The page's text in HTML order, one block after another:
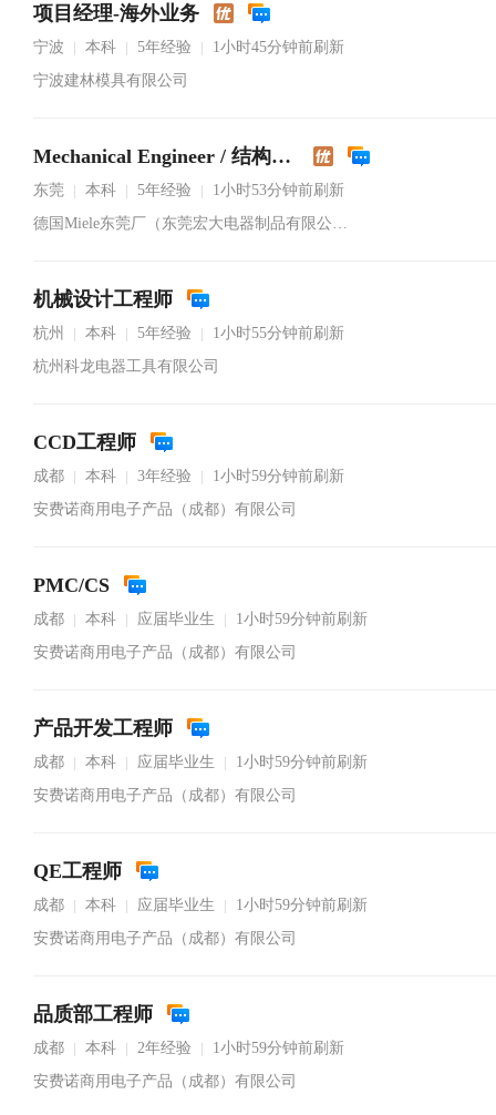
项目经理-海外业务
宁波 本科 5年经验
1小时45分钟前刷新
宁波建林模具有限公司
Mechanical Engineer / 结构工程师
东莞 本科 5年经验
1小时53分钟前刷新
德国Miele东莞厂（东莞宏大电器制品有限公司）
机械设计工程师
杭州 本科 5年经验
1小时55分钟前刷新
杭州科龙电器工具有限公司
CCD工程师
成都 本科 3年经验
1小时59分钟前刷新
安费诺商用电子产品（成都）有限公司
PMC/CS
成都 本科 应届毕业生
1小时59分钟前刷新
安费诺商用电子产品（成都）有限公司
产品开发工程师
成都 本科 应届毕业生
1小时59分钟前刷新
安费诺商用电子产品（成都）有限公司
QE工程师
成都 本科 应届毕业生
1小时59分钟前刷新
安费诺商用电子产品（成都）有限公司
品质部工程师
成都 本科 2年经验
1小时59分钟前刷新
安费诺商用电子产品（成都）有限公司